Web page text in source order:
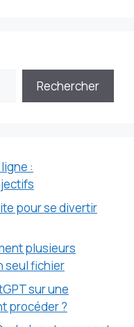
Rechercher
:
pour se divertir
plusieurs
seul fichier
sur une
procéder ?